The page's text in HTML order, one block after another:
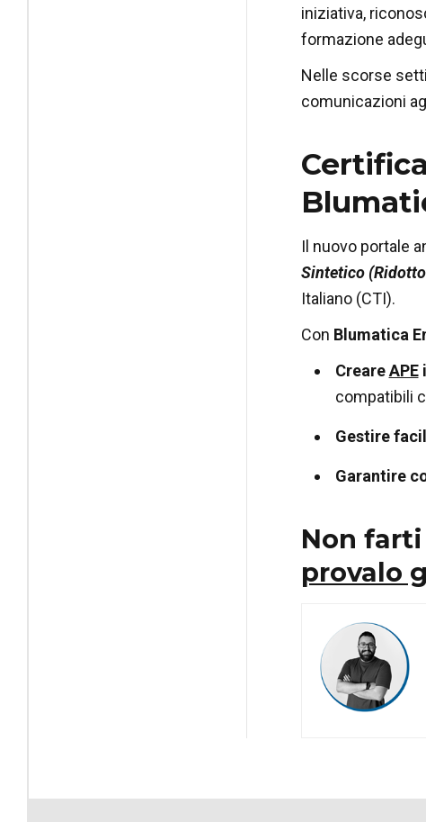
iniziativa,
formazione
Nelle scorse
comunicazioni
Il nuovo portale
Sintetico
Italiano (CTI).
Con Blumatica
CreareAPE
compatibili
Gestire
Garantire
Non
provalo